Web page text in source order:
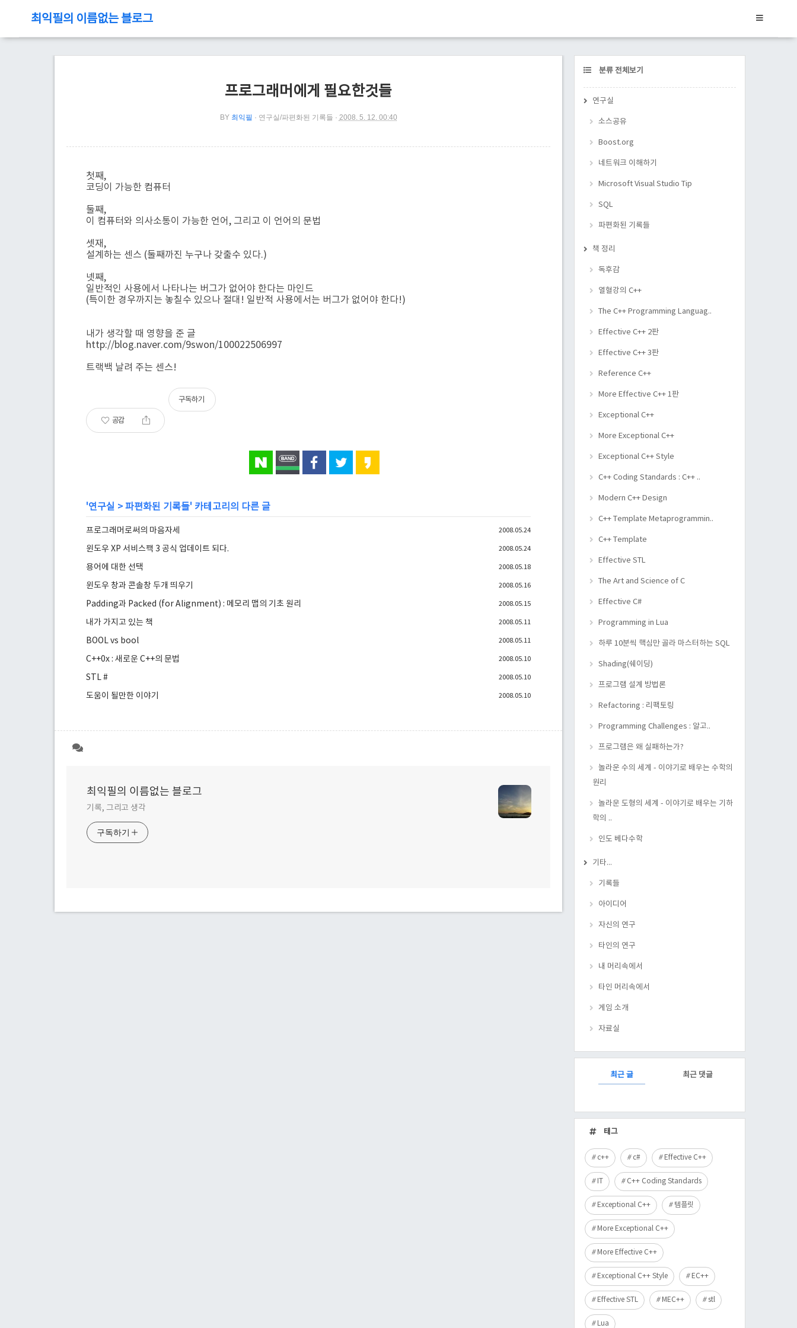
최익필의 이름없는 블로그
프로그래머에게 필요한것들
BY 최익필 연구실/파편화된 기록들 2008. 5. 12. 00:40
첫째,
코딩이 가능한 컴퓨터
둘째,
이 컴퓨터와 의사소통이 가능한 언어, 그리고 이 언어의 문법
셋재,
설계하는 센스 (둘째까진 누구나 갖출수 있다.)
넷째,
일반적인 사용에서 나타나는 버그가 없어야 한다는 마인드
(특이한 경우까지는 놓칠수 있으나 절대! 일반적 사용에서는 버그가 없어야 한다!)
내가 생각할 때 영향을 준 글
http://blog.naver.com/9swon/100022506997
트랙백 날려 주는 센스!
공감
구독하기
'연구실 >파편화된 기록들' 카테고리의 다른 글
프로그래머로써의 마음자세 2008.05.24
윈도우 XP 서비스팩 3 공식 업데이트 되다. 2008.05.24
용어에 대한 선택 2008.05.18
윈도우 창과 콘솔창 두개 띄우기 2008.05.16
Padding과 Packed (for Alignment) : 메모리 맵의 기초 원리 2008.05.15
내가 가지고 있는 책 2008.05.11
BOOL vs bool 2008.05.11
C++0x : 새로운 C++의 문법 2008.05.10
STL # 2008.05.10
도움이 될만한 이야기 2008.05.10
최익필의 이름없는 블로그
기록, 그리고 생각
구독하기
CATEGORY
분류 전체보기
연구실
소스공유
Boost.org
네트워크 이해하기
Microsoft Visual Studio Tip
SQL
파편화된 기록들
책 정리
독후감
열혈강의 C++
The C++ Programming Languag..
Effective C++ 2판
Effective C++ 3판
Reference C++
More Effective C++ 1판
Exceptional C++
More Exceptional C++
Exceptional C++ Style
C++ Coding Standards : C++ ..
Modern C++ Design
C++ Template Metaprogrammin..
C++ Template
Effective STL
The Art and Science of C
Effective C#
Programming in Lua
하루 10분씩 핵심만 골라 마스터하는 SQL
Shading(쉐이딩)
프로그램 설계 방법론
Refactoring : 리팩토링
Programming Challenges : 알고..
프로그램은 왜 실패하는가?
놀라운 수의 세계 - 이야기로 배우는 수학의
원리
놀라운 도형의 세계 - 이야기로 배우는 기하
학의 ..
인도 베다수학
기타...
기록들
아이디어
자신의 연구
타인의 연구
내 머리속에서
타인 머리속에서
게임 소개
자료실
RECENTLY최근 글 최근 댓글
근
글
태그
c++ c# Effective C++
IT C++ Coding Standards
Exceptional C++ 템플릿
More Exceptional C++
More Effective C++
Exceptional C++ Style EC++
Effective STL MEC++ stl
Lua